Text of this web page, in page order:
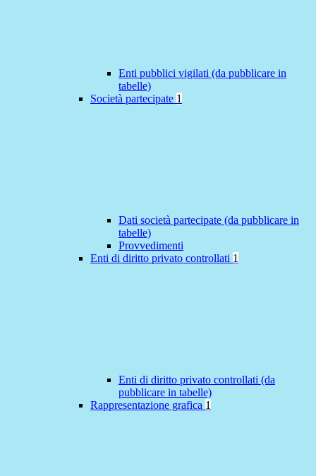
Enti pubblici vigilati (da pubblicare in
tabelle)
Società partecipate 1
Dati società partecipate (da pubblicare in
tabelle)
Provvedimenti
Enti di diritto privato controllati 1
Enti di diritto privato controllati (da
pubblicare in tabelle)
Rappresentazione grafica 1